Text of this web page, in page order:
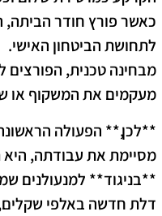
כאשר פורץ חודר הביתה,
לתחושת הביטחון האישי.
מבחינה טכנית, הפורצים
מעקמים את המשקוף או
**לכן,** הפעולה
מסיימת את עבודתה, היא
**בניגוד** למנעולנים
דלת חדשה באלפי שקלים,